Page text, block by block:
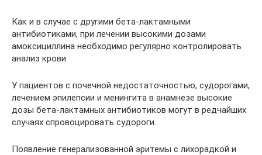
Как и в случае с другими бета-лактамными
антибиотиками, при лечении высокими дозами
амоксициллина необходимо регулярно контролировать
анализ крови.
У пациентов с почечной недостаточностью, судорогами,
лечением эпилепсии и менингита в анамнезе высокие
дозы бета-лактамных антибиотиков могут в редчайших
случаях спровоцировать судороги.
Появление генерализованной эритемы с лихорадкой и